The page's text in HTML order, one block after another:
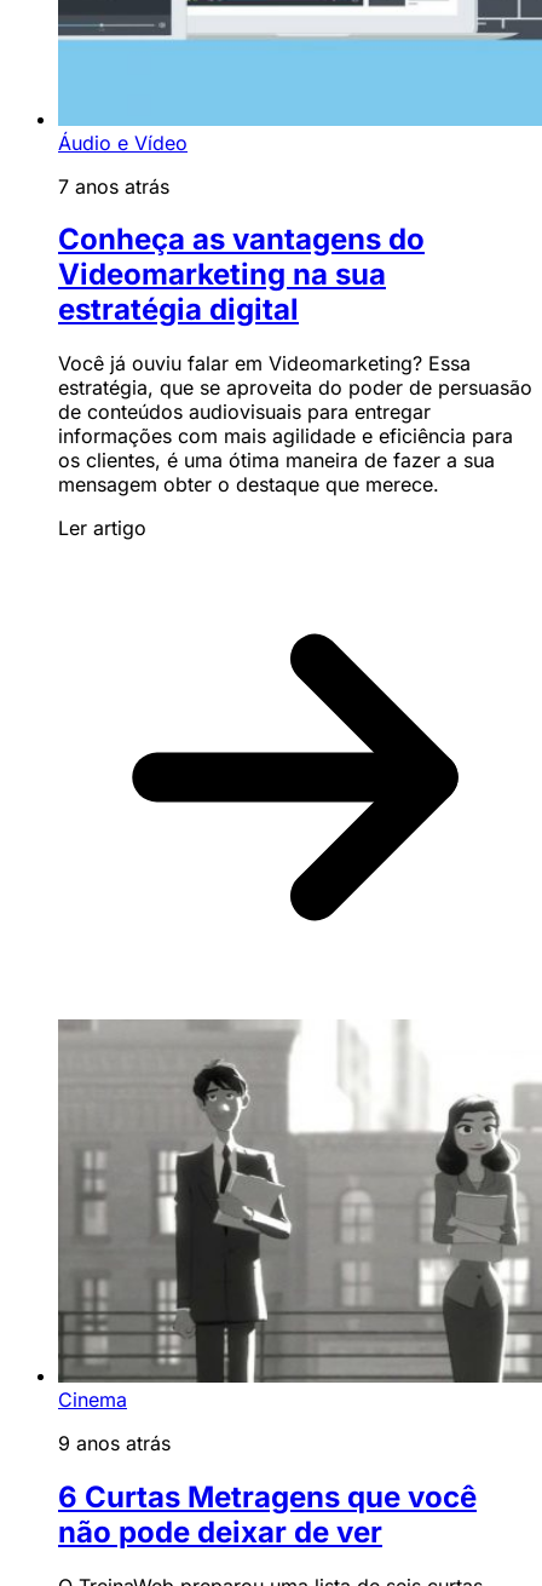
Áudio e Vídeo
7 anos atrás
Conheça as vantagens do
Videomarketing na sua
estratégia digital
Você já ouviu falar em Videomarketing? Essa
estratégia, que se aproveita do poder de persuasão
de conteúdos audiovisuais para entregar
informações com mais agilidade e eficiência para
os clientes, é uma ótima maneira de fazer a sua
mensagem obter o destaque que merece.
Ler artigo
Cinema
9 anos atrás
6 Curtas Metragens que você
não pode deixar de ver